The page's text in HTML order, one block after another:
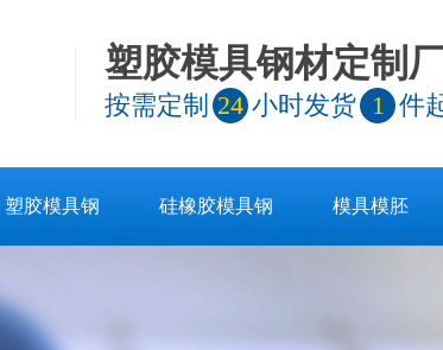
塑胶模具钢材定制
按需定制 24 小时发货 1 件
塑胶模具钢 硅橡胶模具钢 模具模胚